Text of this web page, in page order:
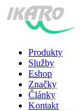
Produkty
Služby
Eshop
Značky
Články
Kontakt